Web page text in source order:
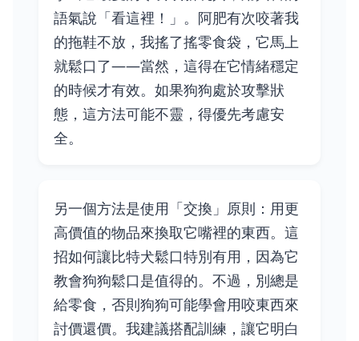
語氣說「看這裡！」。阿肥有次咬著我
的拖鞋不放，我搖了搖零食袋，它馬上
就鬆口了——當然，這得在它情緒穩定
的時候才有效。如果狗狗處於攻擊狀
態，這方法可能不靈，得優先考慮安
全。
另一個方法是使用「交換」原則：用更
高價值的物品來換取它嘴裡的東西。這
招如何讓比特犬鬆口特別有用，因為它
教會狗狗鬆口是值得的。不過，別總是
給零食，否則狗狗可能學會用咬東西來
討價還價。我建議搭配訓練，讓它明白